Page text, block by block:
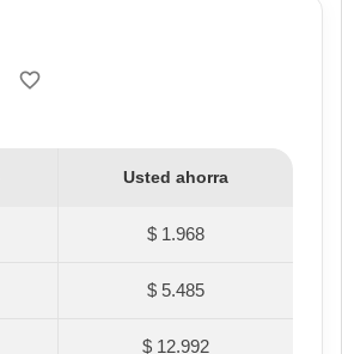
favorite_border
Usted ahorra
$ 1.968
$ 5.485
$ 12.992